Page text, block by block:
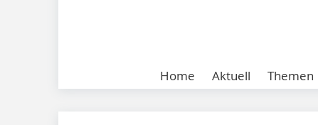
Home Aktuell Themen